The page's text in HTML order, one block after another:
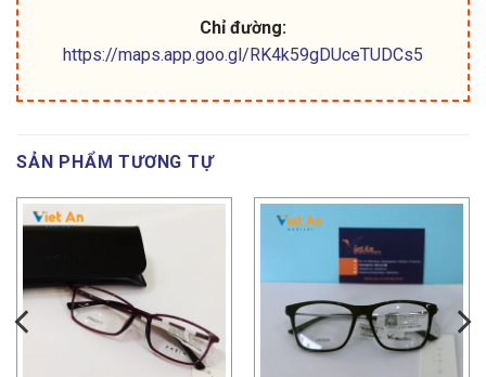
Chỉ đường:
https://maps.app.goo.gl/RK4k59gDUceTUDCs5
SẢN PHẨM TƯƠNG TỰ